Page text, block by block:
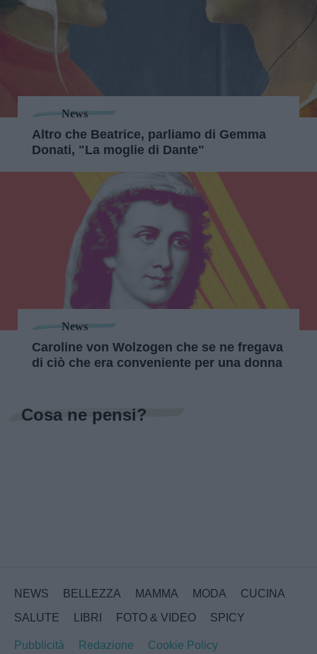
News
Altro che Beatrice, parliamo di Gemma
Donati, "La moglie di Dante"
News
Caroline von Wolzogen che se ne fregava
di ciò che era conveniente per una donna
Cosa ne pensi?
NEWS BELLEZZA MAMMA MODA
CUCINA
SALUTE
LIBRI FOTO & VIDEO SPICY
Pubblicità Redazione Cookie Policy